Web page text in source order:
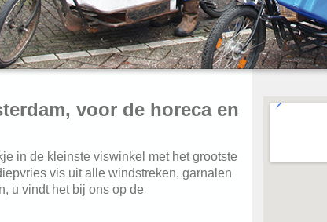
voor de horeca en
in de kleinste viswinkel met het grootste
vis uit alle windstreken, garnalen
u vindt het bij ons op de